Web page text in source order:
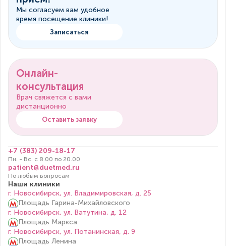
Мы согласуем вам удобное
время посещение клиники!
Записаться
Онлайн-
консультация
Врач свяжется с вами
дистанционно
Оставить заявку
+7 (383) 209-18-17
Пн. - Вс. с 8.00 по 20.00
patient@duetmed.ru
По любым вопросам
Наши клиники
г. Новосибирск, ул. Владимировская, д. 25
Площадь Гарина-Михайловского
г. Новосибирск, ул. Ватутина, д. 12
Площадь Маркса
г. Новосибирск, ул. Потанинская, д. 9
Площадь Ленина